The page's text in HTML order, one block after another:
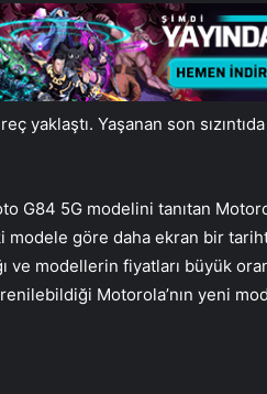
yaklaştı. Yaşanan son
G84 5G modelini tanıtan
modele göre daha ekran bir
ve modellerin fiyatları büyük
Motorola’nın yeni